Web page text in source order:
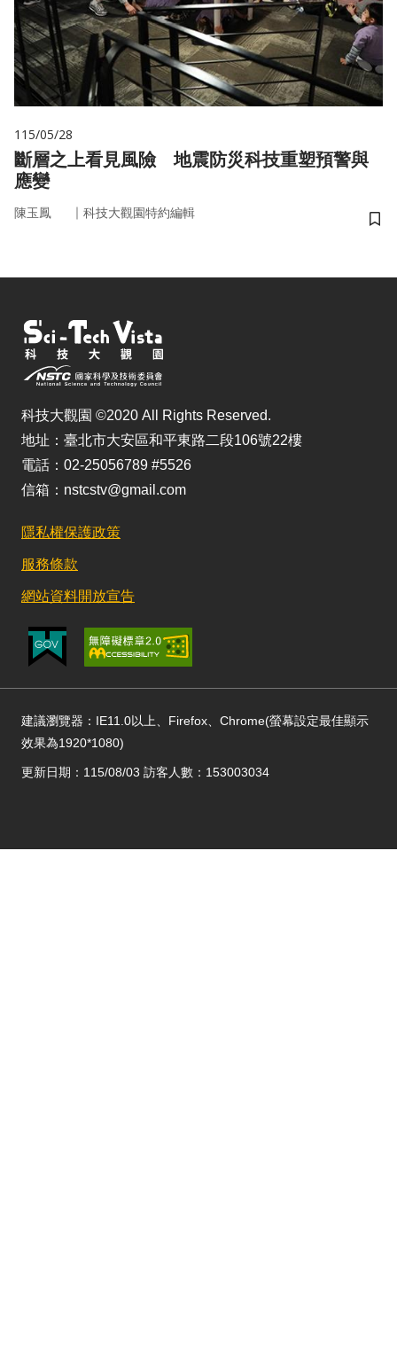
115/05/28
斷層之上看見風險 地震防災科技重塑預警與
應變
陳玉鳳 ｜ 科技大觀園特約編輯
儲
科技大觀園 ©2020 All Rights Reserved.
地址：臺北市大安區和平東路二段106號22樓
電話：02-25056789 #5526
信箱：nstcstv@gmail.com
隱私權保護政策
服務條款
網站資料開放宣告
建議瀏覽器：IE11.0以上、Firefox、Chrome(螢幕設定最佳顯示
效果為1920*1080)
更新日期：115/08/03 訪客人數：153003034